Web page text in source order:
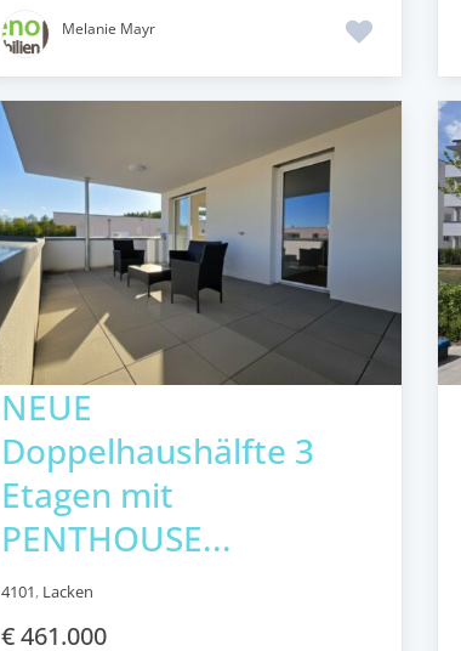
Melanie Mayr
NEUE
Doppelhaushälfte 3
Etagen mit
PENTHOUSE...
4101, Lacken
€ 461.000